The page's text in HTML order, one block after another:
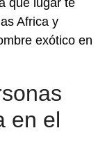
qué lugar te
Africa y
exótico en
en el